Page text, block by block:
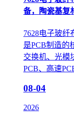
备，陶瓷基复
7628电子玻
是PCB制造的
交换机、光模
PCB、高速
08-04
2026